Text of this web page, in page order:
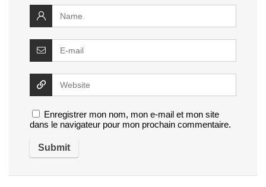
Enregistrer mon nom, mon e-mail et mon site
dans le navigateur pour mon prochain commentaire.